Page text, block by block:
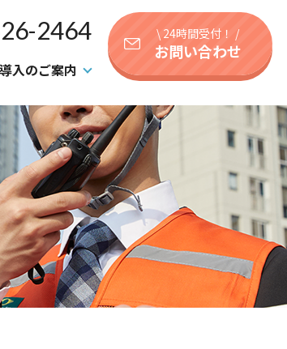
2464
導入のご案内
\ 24時間受付！ /
お問い合わせ